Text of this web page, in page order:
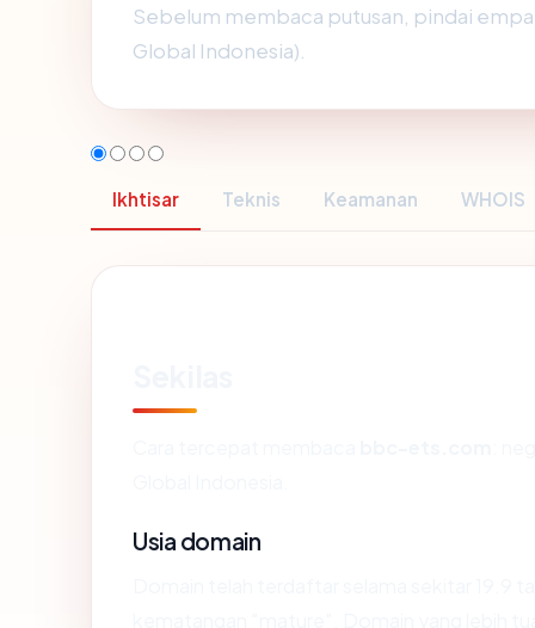
Sebelum membaca putusan, pindai
Global Indonesia).
Ikhtisar Teknis Keamanan WHOIS
Usia domain